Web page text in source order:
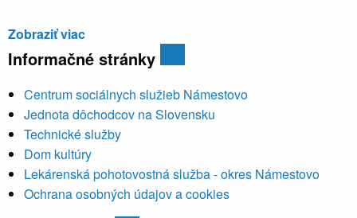
Zobraziť viac
Informačné stránky
Centrum sociálnych služieb Námestovo
Jednota dôchodcov na Slovensku
Technické služby
Dom kultúry
Lekárenská pohotovostná služba - okres Námestovo
Ochrana osobných údajov a cookies